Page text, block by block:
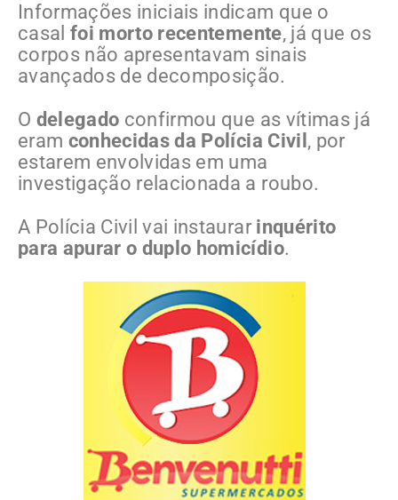
Informações iniciais indicam que o
casalfoi morto recentemente, já que os
corpos não apresentavam sinais
avançados de decomposição.
O delegado confirmou que as vítimas já
eram conhecidas da Polícia Civil , por
estarem envolvidas em uma
investigação relacionada a roubo.
A Polícia Civil vai instaurar inquérito
para apurar o duplo homicídio.